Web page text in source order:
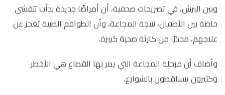
وبين البرش، في تصريحات صحفية، أن أمراضًا جديدة بدأت تتفشى
خاصة بين الأطفال، نتيجة المجاعة، وأن الطواقم الطبية تعجز عن
علاجهم، محذرًا من كارثة صحية كبيرة.
وأضاف أن مرحلة المجاعة التي يمر بها القطاع هي الأخطر
وكثيرون يتساقطون بالشوارع.